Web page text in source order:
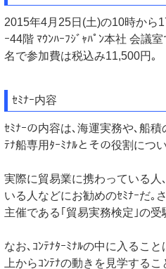
2015年4月25日(土)の10時から
ｰ44階 ﾏｳﾝﾊｰﾌｼﾞｬﾊﾟﾝ本社 会議
名で参加費は税込み11,500円｡
ｾﾐﾅｰ内容
ｾﾐﾅｰの内容は､海運実務や､船
ﾃﾅ船専用ﾀｰﾐﾅﾙとその役割につ
実際に貿易業に携わっている人
いる人などにお勧めのｾﾐﾅｰだ｡
主催である｢貿易実務検定｣の受
なお､ｺﾝﾃﾅﾀｰﾐﾅﾙの中に入るこ
上からｺﾝﾃﾅの動きを見学するこ